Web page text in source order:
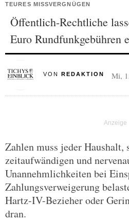
TEURES MISSVERGNÜGEN
Öffentlich-Rechtliche
Euro Rundfunkgebühren
VON REDAKTION Mi,
Zahlen muss jeder
zeitaufwändigen und
Unannehmlichkeiten bei
Zahlungsverweigerung
Hartz-IV-Bezieher oder
dran.